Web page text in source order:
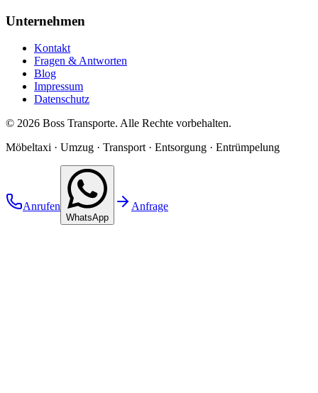
Unternehmen
Kontakt
Fragen & Antworten
Blog
Impressum
Datenschutz
© 2026 Boss Transporte. Alle Rechte vorbehalten.
Möbeltaxi · Umzug · Transport · Entsorgung · Entrümpelung
Anrufen
WhatsApp
Anfrage